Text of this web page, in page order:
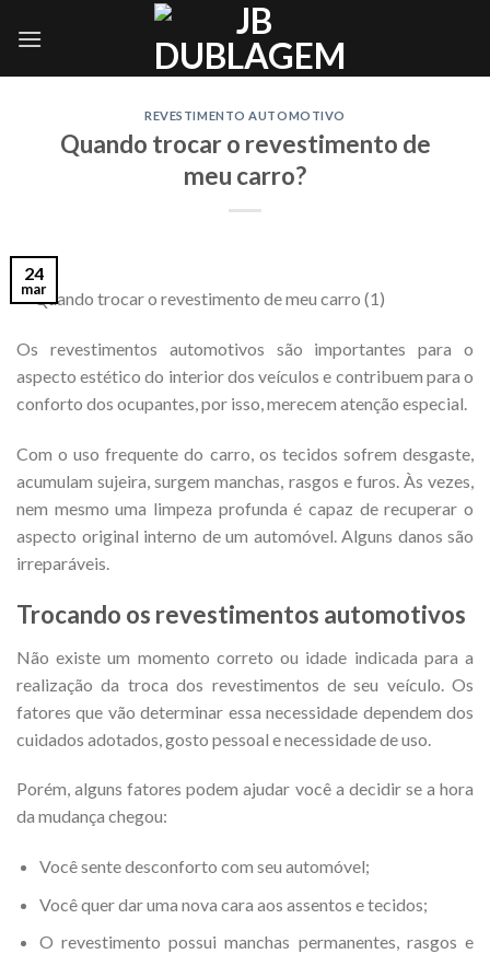
REVESTIMENTO AUTOMOTIVO
Quando trocar o revestimento de
meu carro?
24
mar
Os revestimentos automotivos são importantes para o
aspecto estético do interior dos veículos e contribuem para o
conforto dos ocupantes, por isso, merecem atenção especial.
Com o uso frequente do carro, os tecidos sofrem desgaste,
acumulam sujeira, surgem manchas, rasgos e furos. Às vezes,
nem mesmo uma limpeza profunda é capaz de recuperar o
aspecto original interno de um automóvel. Alguns danos são
irreparáveis.
Trocando os revestimentos automotivos
Não existe um momento correto ou idade indicada para a
realização da troca dos revestimentos de seu veículo. Os
fatores que vão determinar essa necessidade dependem dos
cuidados adotados, gosto pessoal e necessidade de uso.
Porém, alguns fatores podem ajudar você a decidir se a hora
da mudança chegou:
Você sente desconforto com seu automóvel;
Você quer dar uma nova cara aos assentos e tecidos;
O revestimento possui manchas permanentes, rasgos e